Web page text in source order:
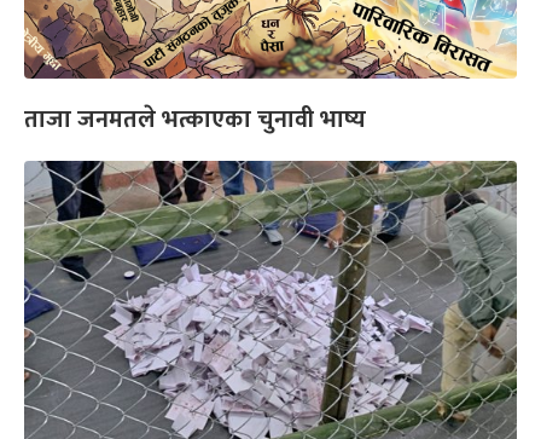
ताजा जनमतले भत्काएका चुनावी भाष्य